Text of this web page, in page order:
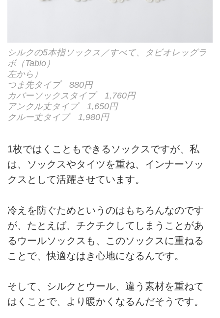
シルクの5本指ソックス／すべて、タビオレッグラ
ボ（Tabio）
左から）
つま先タイプ 880円
カバーソックスタイプ 1,760円
アンクル丈タイプ 1,650円
クルー丈タイプ 1,980円
1枚ではくこともできるソックスですが、私
は、ソックスやタイツを重ね、インナーソッ
クスとして活躍させています。
冷えを防ぐためというのはもちろんなのです
が、たとえば、チクチクしてしまうことがあ
るウールソックスも、このソックスに重ねる
ことで、快適なはき心地になるんです。
そして、シルクとウール、違う素材を重ねて
はくことで、より暖かくなるんだそうです。